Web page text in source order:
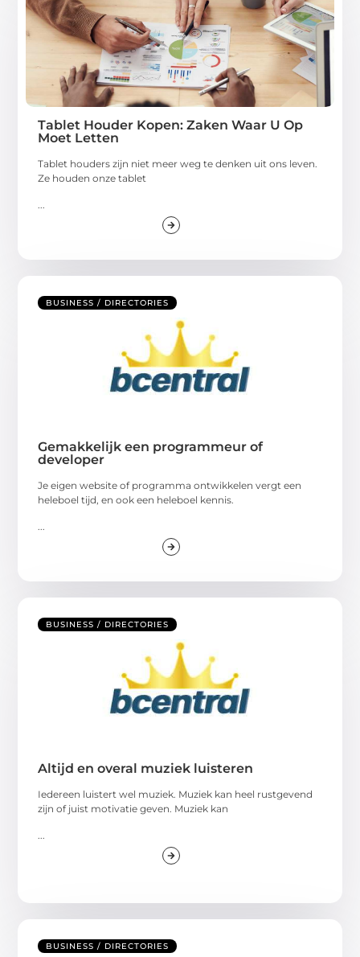
Tablet Houder Kopen: Zaken Waar U Op
Moet Letten
Tablet houders zijn niet meer weg te denken uit ons leven.
Ze houden onze tablet
BUSINESS / DIRECTORIES
Gemakkelijk een programmeur of
developer
Je eigen website of programma ontwikkelen vergt een
heleboel tijd, en ook een heleboel kennis.
BUSINESS / DIRECTORIES
Altijd en overal muziek luisteren
Iedereen luistert wel muziek. Muziek kan heel rustgevend
zijn of juist motivatie geven. Muziek kan
BUSINESS / DIRECTORIES